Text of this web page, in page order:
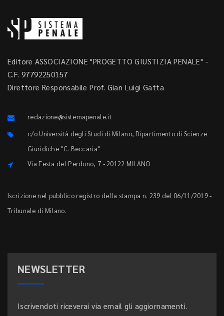
Editore ASSOCIAZIONE "PROGETTO GIUSTIZIA PENALE" -
C.F. 97792250157
Direttore Responsabile Prof. Gian Luigi Gatta
redazione@sistemapenale.it
c/o Università degli Studi di Milano, Dipartimento di Scienze
Giuridiche "C. Beccaria"
Via Festa del Perdono, 7 - 20122 MILANO
Iscrizione nel pubblico registro della stampa n. 239 del 06/11/2019 -
Tribunale di Milano.
NEWSLETTER
Iscrivendoti riceverai via email gli aggiornamenti.